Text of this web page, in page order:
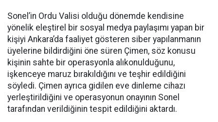
Sonel’in Ordu Valisi olduğu dönemde kendisine
yönelik eleştirel bir sosyal medya paylaşımı yapan bir
kişiyi Ankara’da faaliyet gösteren siber yapılanmanın
üyelerine bildirdiğini öne süren Çimen, söz konusu
kişinin sahte bir operasyonla alıkonulduğunu,
işkenceye maruz bırakıldığını ve teşhir edildiğini
söyledi. Çimen ayrıca gidilen eve dinleme cihazı
yerleştirildiğini ve operasyonun onayının Sonel
tarafından verildiğinin tespit edildiğini aktardı.